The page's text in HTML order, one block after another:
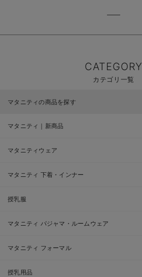
CATEGORY
カテゴリ一覧
マタニティの商品を探す
マタニティ｜新商品
マタニティウェア
マタニティ 下着・インナー
授乳服
マタニティ パジャマ・ルームウェア
マタニティ フォーマル
授乳用品